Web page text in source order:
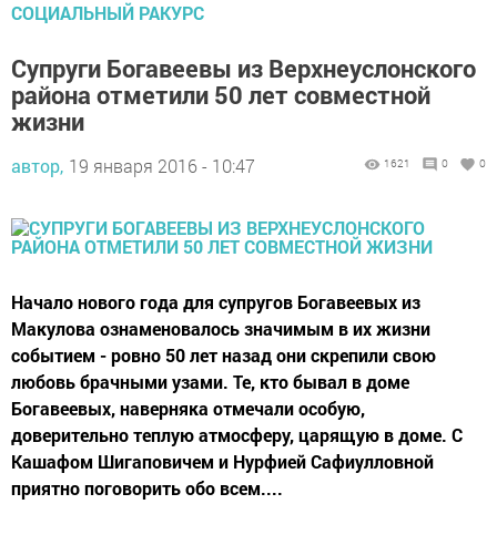
СОЦИАЛЬНЫЙ РАКУРС
Супруги Богавеевы из Верхнеуслонского
района отметили 50 лет совместной
жизни
автор, 19 января 2016 - 10:47 1621 0 0
Начало нового года для супругов Богавеевых из
Макулова ознаменовалось значимым в их жизни
событием - ровно 50 лет назад они скрепили свою
любовь брачными узами. Те, кто бывал в доме
Богавеевых, наверняка отмечали особую,
доверительно теплую атмосферу, царящую в доме. С
Кашафом Шигаповичем и Нурфией Сафиулловной
приятно поговорить обо всем....